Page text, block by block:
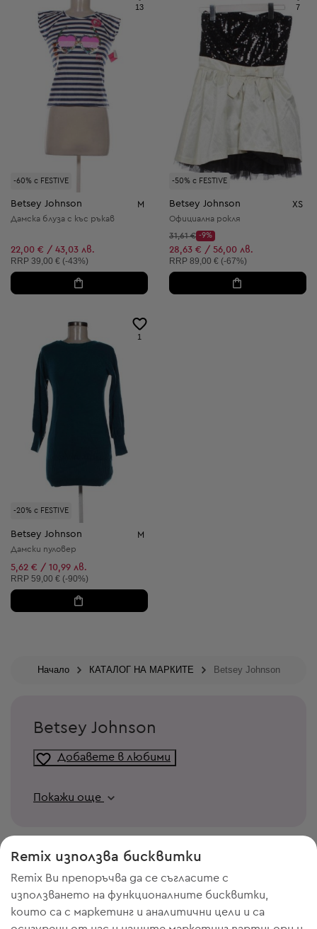
-60% с FESTIVE
13
Betsey Johnson M
Дамска блуза с къс ръкав
22,00 € / 43,03 лв.
Препоръчителна цена:
RRP 39,00 € (-43%)
-50% с FESTIVE
7
Betsey Johnson XS
Официална рокля
Начална цена:
31,61 €
Discount Price:
-9%
Намалена цена:
28,63 € / 56,00 лв.
Препоръчителна цена:
RRP 89,00 € (-67%)
-20% с FESTIVE
1
Betsey Johnson M
Дамски пуловер
5,62 € / 10,99 лв.
Препоръчителна цена:
RRP 59,00 € (-90%)
Начало КАТАЛОГ НА МАРКИТЕ Betsey Johnson
Betsey Johnson
Добавете в любими
Покажи още
Remix използва бисквитки
Remix Ви препоръчва да се съгласите с
използването на функционалните бисквитки,
които са с маркетинг и аналитични цели и са